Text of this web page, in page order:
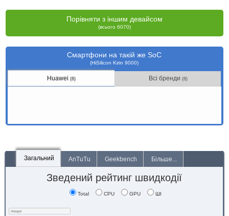
Порівняти з іншим девайсом
(всього 6070)
Смартфони на такій же SoC
(HiSilicon Kirin 9000)
Huawei(8) Всі бренди (8)
Загальний AnTuTu Geekbench Більше...
Зведений рейтинг швидкодії
Total CPU GPU ШІ